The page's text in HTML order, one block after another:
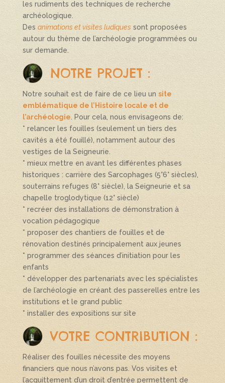
les rudiments des techniques de recherche
archéologique.
Des animations et visites ludiquessont proposées
autour du thème de l’archéologie programmées ou
sur demande.
NOTRE PROJET :
Notre souhait est de faire de ce lieu un site
emblématique de l’Histoire locale et de
l’archéologie . Pour cela, nous envisageons de:
* relancer les fouilles (seulement un tiers des
cavités a été fouillé), notamment autour des
vestiges de la Seigneurie.
* mieux mettre en avant les différentes phases
historiques : carrière des Sarcophages (5°6° siècles),
souterrains refuges (8° siècle), la Seigneurie et sa
chapelle troglodytique (12° siècle)
* recréer des installations de démonstration à
vocation pédagogique
* proposer des chantiers de fouilles et de
rénovation destinés principalement aux jeunes
* programmer des séances d’initiation pour les
enfants
* développer des partenariats avec les spécialistes
de l’archéologie en créant des passerelles entre les
institutions et le grand public
* installer des expositions sur site
VOTRE CONTRIBUTION :
Réaliser des fouilles nécessite des moyens
financiers que nous n’avons pas. Vos visites et
l’acquittement d’un droit d’entrée permettent de